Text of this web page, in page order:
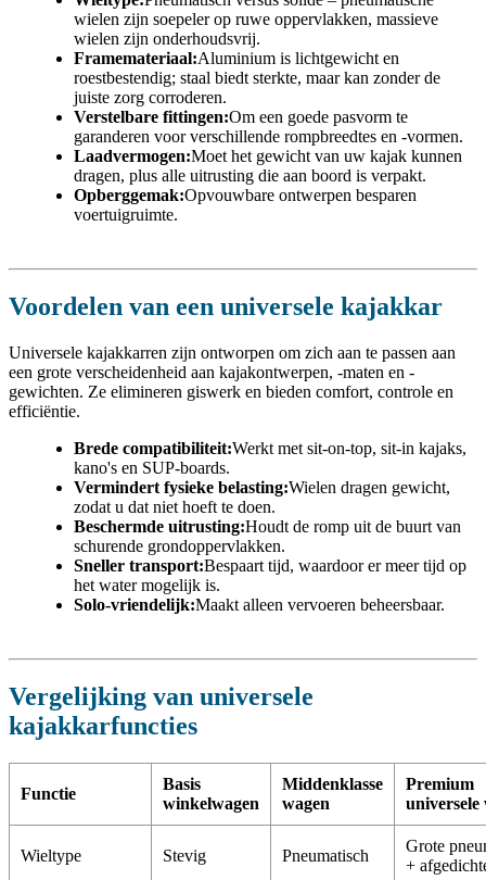
wielen zijn soepeler op ruwe oppervlakken, massieve
wielen zijn onderhoudsvrij.
Framemateriaal:Aluminium is lichtgewicht en
roestbestendig; staal biedt sterkte, maar kan zonder de
juiste zorg corroderen.
Verstelbare fittingen:Om een ​​goede pasvorm te
garanderen voor verschillende rompbreedtes en -vormen.
Laadvermogen:Moet het gewicht van uw kajak kunnen
dragen, plus alle uitrusting die aan boord is verpakt.
Opberggemak:Opvouwbare ontwerpen besparen
voertuigruimte.
Voordelen van een universele kajakkar
Universele kajakkarren zijn ontworpen om zich aan te passen aan
een grote verscheidenheid aan kajakontwerpen, -maten en -
gewichten. Ze elimineren giswerk en bieden comfort, controle en
efficiëntie.
Brede compatibiliteit:Werkt met sit-on-top, sit-in kajaks,
kano's en SUP-boards.
Vermindert fysieke belasting:Wielen dragen gewicht,
zodat u dat niet hoeft te doen.
Beschermde uitrusting:Houdt de romp uit de buurt van
schurende grondoppervlakken.
Sneller transport:Bespaart tijd, waardoor er meer tijd op
het water mogelijk is.
Solo-vriendelijk:Maakt alleen vervoeren beheersbaar.
Vergelijking van universele
kajakkarfuncties
Functie
Basis
winkelwagen
Middenklasse
wagen
Premium
universele
Wieltype Stevig Pneumatisch
Grote
+